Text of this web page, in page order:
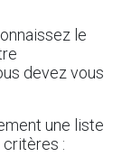
le
devez vous
une liste
: